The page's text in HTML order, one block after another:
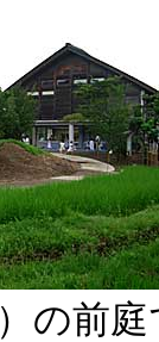
の前庭